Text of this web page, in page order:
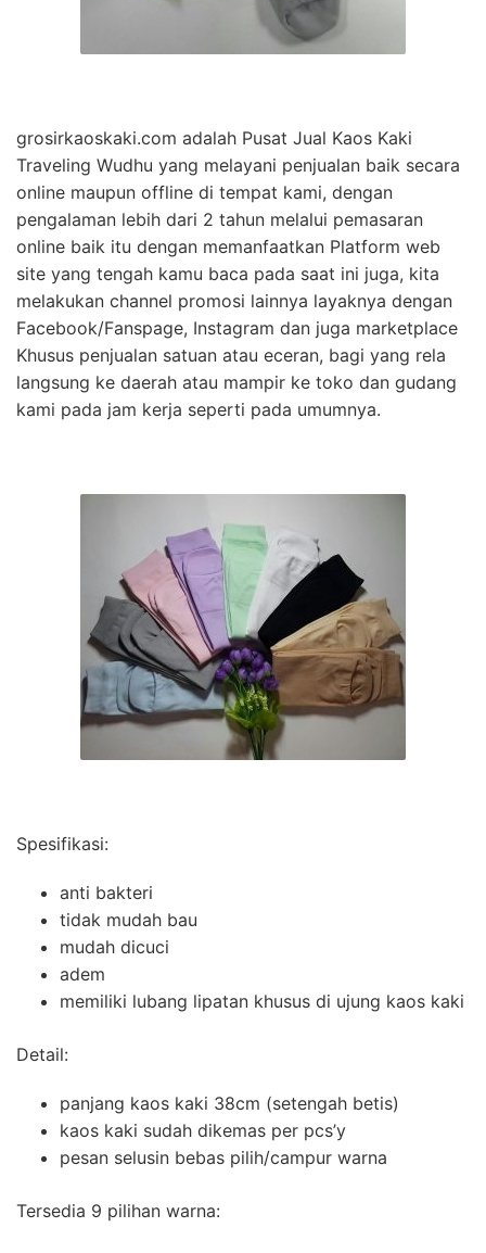
grosirkaoskaki.com adalah Pusat Jual Kaos Kaki
Traveling Wudhu yang melayani penjualan baik secara
online maupun offline di tempat kami, dengan
pengalaman lebih dari 2 tahun melalui pemasaran
online baik itu dengan memanfaatkan Platform web
site yang tengah kamu baca pada saat ini juga, kita
melakukan channel promosi lainnya layaknya dengan
Facebook/Fanspage, Instagram dan juga marketplace
Khusus penjualan satuan atau eceran, bagi yang rela
langsung ke daerah atau mampir ke toko dan gudang
kami pada jam kerja seperti pada umumnya.
Spesifikasi:
anti bakteri
tidak mudah bau
mudah dicuci
adem
memiliki lubang lipatan khusus di ujung kaos kaki
Detail:
panjang kaos kaki 38cm (setengah betis)
kaos kaki sudah dikemas per pcs’y
pesan selusin bebas pilih/campur warna
Tersedia 9 pilihan warna: